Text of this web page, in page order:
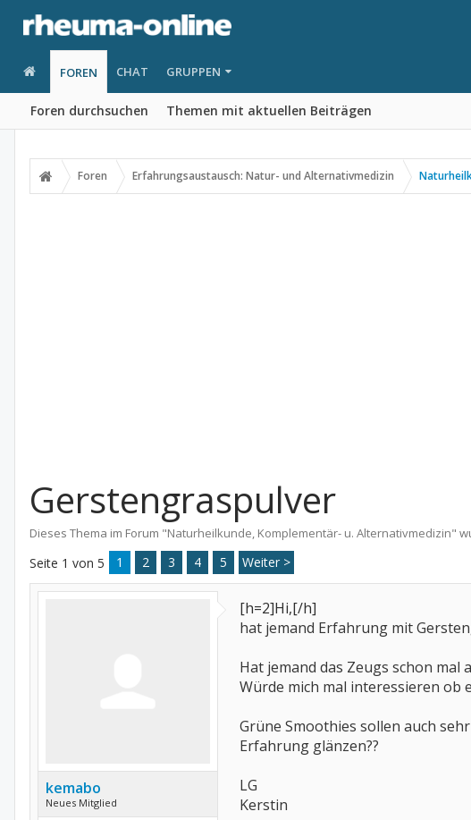
FOREN
Foren durchsuchen Themen mit aktuellen Beiträgen
CHAT GRUPPEN
Foren Erfahrungsaustausch: Natur- und Alternativmedizin
Gerstengraspulver
Dieses Thema im Forum "Naturheilkunde, Komplementär- u. Alternativmedizin"
Seite 1 von 5 1 2 3 4 5 Weiter >
kemabo
Neues Mitglied
[h=2]Hi,[/h]
hat jemand Erfahrung mit
Hat jemand das Zeugs schon
Würde mich mal interessieren ob
Grüne Smoothies sollen auch
Erfahrung glänzen??
LG
Kerstin